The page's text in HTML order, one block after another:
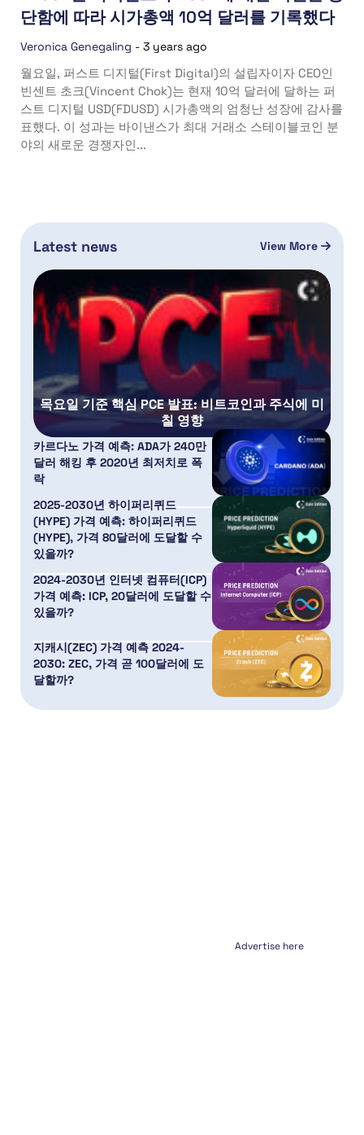
단함에 따라 시가총액 10억 달러를 기록했다
Veronica Genegaling - 3 years ago
월요일, 퍼스트 디지털(First Digital)의 설립자이자 CEO인
빈센트 초크(Vincent Chok)는 현재 10억 달러에 달하는 퍼
스트 디지털 USD(FDUSD) 시가총액의 엄청난 성장에 감사를
표했다. 이 성과는 바이낸스가 최대 거래소 스테이블코인 분
야의 새로운 경쟁자인...
Latest news View More
목요일 기준 핵심 PCE 발표: 비트코인과 주식에 미
칠 영향
카르다노 가격 예측: ADA가 240만
달러 해킹 후 2020년 최저치로 폭
락
2025-2030년 하이퍼리퀴드
(HYPE) 가격 예측: 하이퍼리퀴드
(HYPE), 가격 80달러에 도달할 수
있을까?
2024-2030년 인터넷 컴퓨터(ICP)
가격 예측: ICP, 20달러에 도달할 수
있을까?
지캐시(ZEC) 가격 예측 2024-
2030: ZEC, 가격 곧 100달러에 도
달할까?
Advertise here